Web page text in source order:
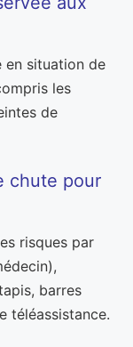
en situation de
les
de
chute pour
risques par
barres
téléassistance.